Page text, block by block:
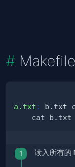
a.txt :
读入所有的